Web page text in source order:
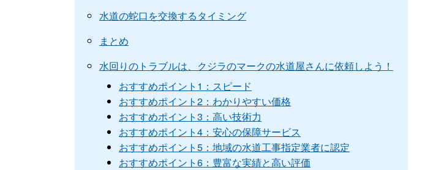
水道の蛇口を交換するタイミング
まとめ
水回りのトラブルは、クジラのマークの水道屋さんに依頼しよう！
おすすめポイント1：スピード
おすすめポイント2：わかりやすい価格
おすすめポイント3：高い技術力
おすすめポイント4：安心の保障サービス
おすすめポイント5：地域の水道工事指定業者に認定
おすすめポイント6：豊富な実績と高い評価